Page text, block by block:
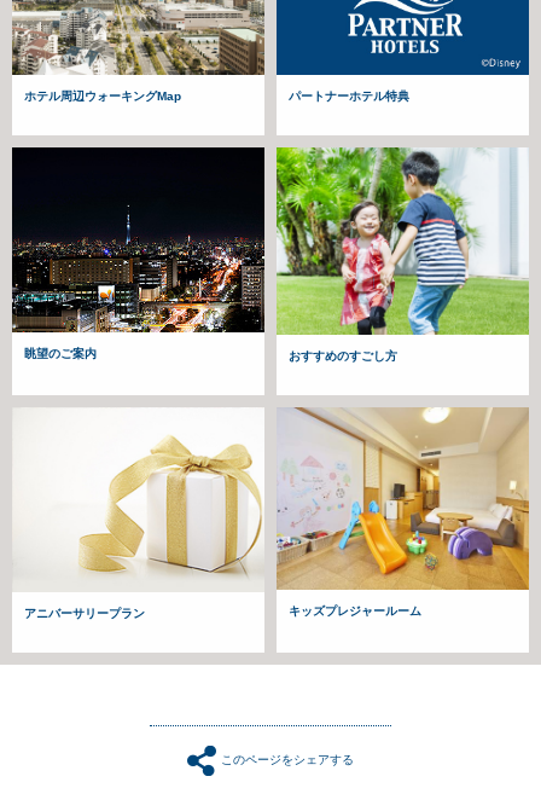
ホテル周辺ウォーキングMap パートナーホテル特典
眺望のご案内 おすすめのすごし方
アニバーサリープラン キッズプレジャールーム
このページをシェアする